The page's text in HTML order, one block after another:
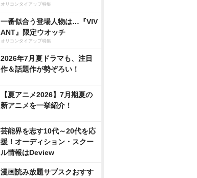
オリコンタイアップ特集
一番似合う登場人物は…『VIV
ANT』限定ウオッチ
オリコンタイアップ特集
2026年7月夏ドラマも、注目
作＆話題作が勢ぞろい！
【夏アニメ2026】7月期夏の
新アニメを一挙紹介！
芸能界を志す10代～20代を応
援！オーディション・スクー
ル情報はDeview
漫画読み放題サブスクおすす